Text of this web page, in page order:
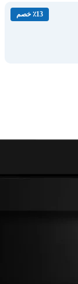
٪13 خصم